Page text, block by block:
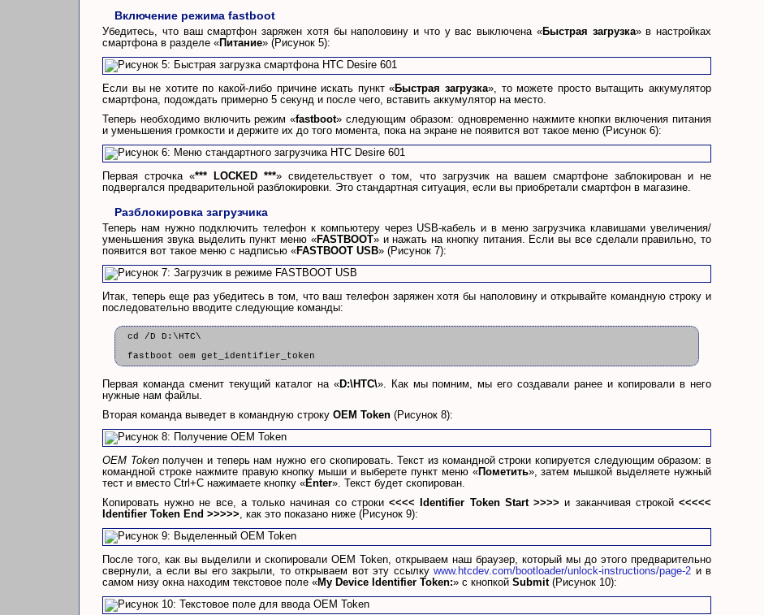
Включение режима fastboot
Убедитесь, что ваш смартфон заряжен хотя бы наполовину и что у вас выключена «Быстрая загрузка» в настройках
смартфона в разделе «Питание» (Рисунок 5):
Если вы не хотите по какой-либо причине искать пункт «Быстрая загрузка», то можете просто вытащить аккумулятор
смартфона, подождать примерно 5 секунд и после чего, вставить аккумулятор на место.
Теперь необходимо включить режим «fastboot» следующим образом: одновременно нажмите кнопки включения питания
и уменьшения громкости и держите их до того момента, пока на экране не появится вот такое меню (Рисунок 6):
Первая строчка «*** LOCKED ***» свидетельствует о том, что загрузчик на вашем смартфоне заблокирован и не
подвергался предварительной разблокировки. Это стандартная ситуация, если вы приобретали смартфон в магазине.
Разблокировка загрузчика
Теперь нам нужно подключить телефон к компьютеру через USB-кабель и в меню загрузчика клавишами увеличения/
уменьшения звука выделить пункт меню «FASTBOOT» и нажать на кнопку питания. Если вы все сделали правильно, то
появится вот такое меню с надписью «FASTBOOT USB» (Рисунок 7):
Итак, теперь еще раз убедитесь в том, что ваш телефон заряжен хотя бы наполовину и открывайте командную строку и
последовательно вводите следующие команды:
cd /D D:\HTC\
fastboot oem get_identifier_token
Первая команда сменит текущий каталог на «D:\HTC\». Как мы помним, мы его создавали ранее и копировали в него
нужные нам файлы.
Вторая команда выведет в командную строку OEM Token (Рисунок 8):
OEM Tokenполучен и теперь нам нужно его скопировать. Текст из командной строки копируется следующим образом: в
командной строке нажмите правую кнопку мыши и выберете пункт меню «Пометить», затем мышкой выделяете нужный
тест и вместо Ctrl+C нажимаете кнопку «Enter». Текст будет скопирован.
Копировать нужно не все, а только начиная со строки<<<< Identifier Token Start >>>> и заканчивая строкой<<<<<
Identifier Token End >>>>>, как это показано ниже (Рисунок 9):
После того, как вы выделили и скопировали OEM Token, открываем наш браузер, который мы до этого предварительно
свернули, а если вы его закрыли, то открываем вот эту ссылкуwww.htcdev.com/bootloader/unlock-instructions/page-2 и в
самом низу окна находим текстовое поле «My Device Identifier Token:» с кнопкой Submit(Рисунок 10):